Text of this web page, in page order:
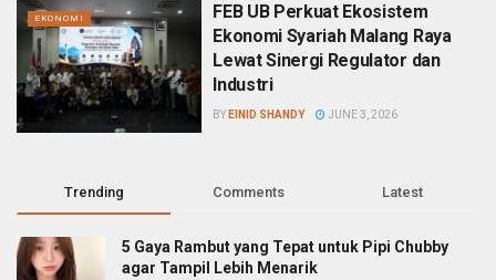
EKONOMI
FEB UB Perkuat Ekosistem
Ekonomi Syariah Malang Raya
Lewat Sinergi Regulator dan
Industri
BY EINID SHANDY JUNE 3, 2026
Trending Comments Latest
5 Gaya Rambut yang Tepat untuk Pipi Chubby
agar Tampil Lebih Menarik